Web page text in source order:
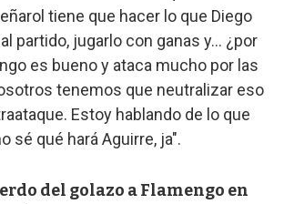
tiene que hacer lo que Diego
partido, jugarlo con ganas y... ¿por
es bueno y ataca mucho por las
tenemos que neutralizar eso
Estoy hablando de lo que
sé qué hará Aguirre, ja".
del golazo a Flamengo en